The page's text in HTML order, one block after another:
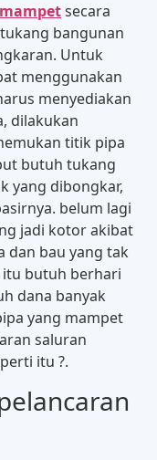
secara
bangunan
Untuk
menggunakan
menyediakan
dilakukan
titik pipa
butuh tukang
yang dibongkar,
belum lagi
jadi kotor akibat
dan bau yang tak
itu butuh berhari
dana banyak
yang mampet
saluran
itu ?.